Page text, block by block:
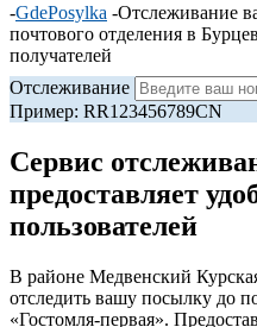
-GdePosylka -Отслеживание
почтового отделения в
получателей
Отслеживание
Пример: RR123456789CN
Сервис
предоставляет
пользователей
В районе Медвенский
отследить вашу посылку до
«Гостомля-первая».